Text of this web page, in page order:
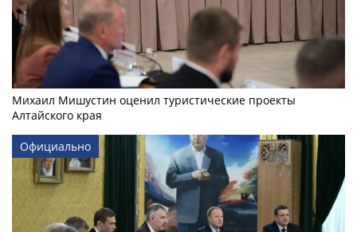
Михаил Мишустин оценил туристические проекты
Алтайского края
Официально